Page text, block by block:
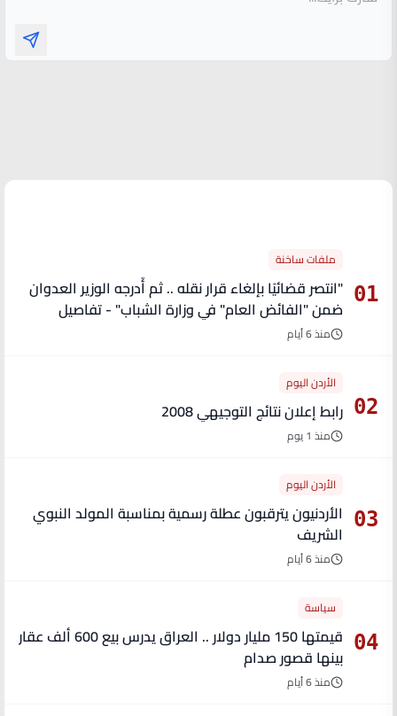
01
ملفات ساخنة
"انتصر قضائيًا بإلغاء قرار نقله .. ثم أُدرجه الوزير العدوان
ضمن "الفائض العام" في وزارة الشباب" - تفاصيل
منذ 6 أيام
02
الأردن اليوم
رابط إعلان نتائج التوجيهي 2008
منذ 1 يوم
03
الأردن اليوم
الأردنيون يترقبون عطلة رسمية بمناسبة المولد النبوي
الشريف
منذ 6 أيام
04
سياسة
قيمتها 150 مليار دولار .. العراق يدرس بيع 600 ألف عقار
بينها قصور صدام
منذ 6 أيام